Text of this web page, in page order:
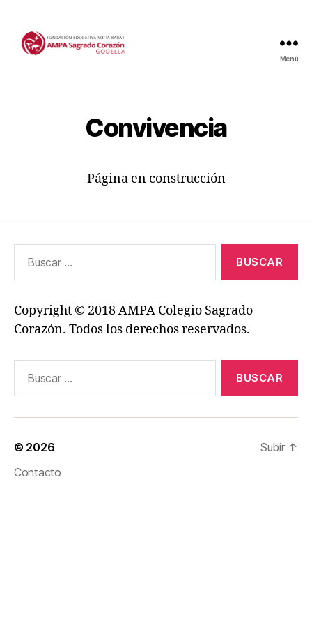
Menú
Convivencia
Página en construcción
Copyright © 2018 AMPA Colegio Sagrado
Corazón. Todos los derechos reservados.
© 2026
Contacto
Subir ↑